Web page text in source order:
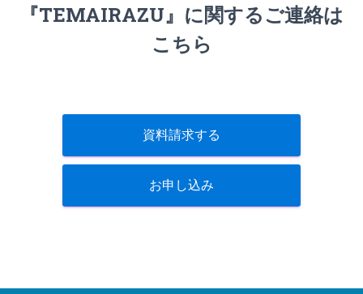
『TEMAIRAZU』に関するご連絡は
こちら
資料請求する
お申し込み